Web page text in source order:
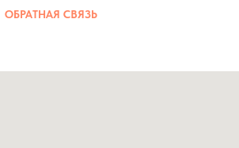
ОБРАТНАЯ СВЯЗЬ